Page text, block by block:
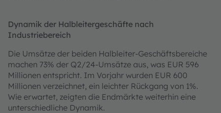
Dynamik der Halbleitergeschäfte nach
Industriebereich
Die Umsätze der beiden Halbleiter-Geschäftsbereiche
machen 73% der Q2/24-Umsätze aus, was EUR 596
Millionen entspricht. Im Vorjahr wurden EUR 600
Millionen verzeichnet, ein leichter Rückgang von 1%.
Wie erwartet, zeigten die Endmärkte weiterhin eine
unterschiedliche Dynamik.